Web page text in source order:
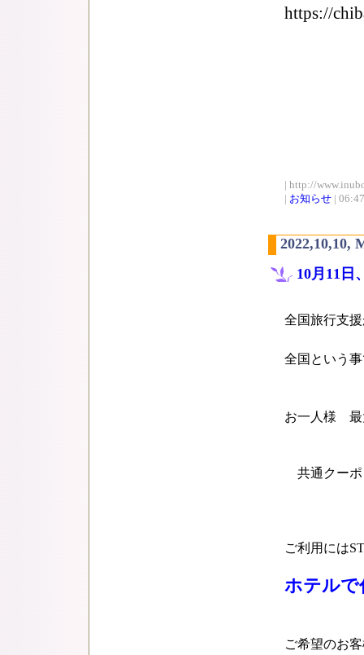
https://
| http://
| お知らせ |
2022,10,10,
10月11日
全国旅行支
全国という
お一人様 最
共通クー
ご利用には
ホテルで
ご希望のお